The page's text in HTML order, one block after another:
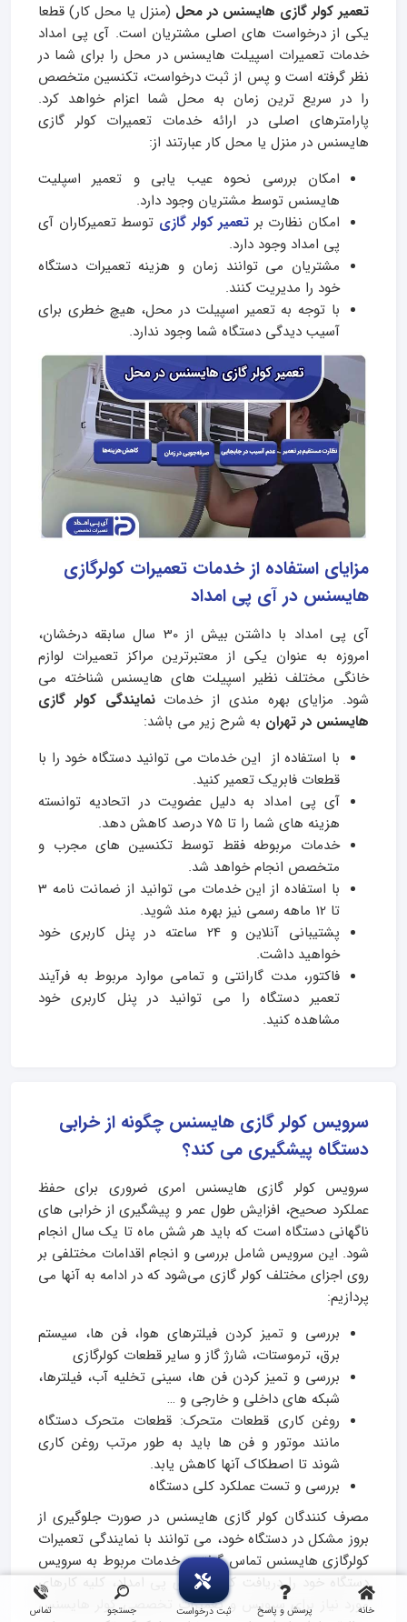
خانه پرسش و پاسخ ثبت درخواست جستجو تماس
تعمیر کولر گازی هایسنس در محل (منزل یا محل کار) قطعا
یکی از درخواست های اصلی مشتریان است. آی پی امداد
خدمات تعمیرات اسپیلت هایسنس در محل را برای شما در
نظر گرفته است و پس از ثبت درخواست، تکنسین متخصص
را در سریع ترین زمان به محل شما اعزام خواهد کرد.
پارامترهای اصلی در ارائه خدمات تعمیرات کولر گازی
هایسنس در منزل یا محل کار عبارتند از:
امکان بررسی نحوه عیب یابی و تعمیر اسپلیت
هایسنس توسط مشتریان وجود دارد.
امکان نظارت بر تعمیر کولر گازی توسط تعمیرکاران آی
پی امداد وجود دارد.
مشتریان می توانند زمان و هزینه تعمیرات دستگاه
خود را مدیریت کنند.
با توجه به تعمیر اسپیلت در محل، هیچ خطری برای
آسیب دیدگی دستگاه شما وجود ندارد.
مزایای استفاده از خدمات تعمیرات کولرگازی
هایسنس در آی پی امداد
آی پی امداد با داشتن بیش از 30 سال سابقه درخشان،
امروزه به عنوان یکی از معتبرترین مراکز تعمیرات لوازم
خانگی مختلف نظیر اسپیلت های هایسنس شناخته می
شود. مزایای بهره مندی از خدماتنمایندگی کولر گازی
هایسنس در تهران به شرح زیر می باشد:
با استفاده از این خدمات می توانید دستگاه خود را با
قطعات فابریک تعمیر کنید.
آی پی امداد به دلیل عضویت در اتحادیه توانسته
هزینه های شما را تا 75 درصد کاهش دهد.
خدمات مربوطه فقط توسط تکنسین های مجرب و
متخصص انجام خواهد شد.
با استفاده از این خدمات می توانید از ضمانت نامه 3
تا 12 ماهه رسمی نیز بهره مند شوید.
پشتیبانی آنلاین و 24 ساعته در پنل کاربری خود
خواهید داشت.
فاکتور، مدت گارانتی و تمامی موارد مربوط به فرآیند
تعمیر دستگاه را می توانید در پنل کاربری خود
مشاهده کنید.
سرویس کولر گازی هایسنس چگونه از خرابی
دستگاه پیشگیری می کند؟
سرویس کولر گازی هایسنس امری ضروری برای حفظ
عملکرد صحیح، افزایش طول عمر و پیشگیری از خرابی‌ های
ناگهانی دستگاه است که باید هر شش ماه تا یک سال انجام
شود. این سرویس شامل بررسی و انجام اقدامات مختلفی بر
روی اجزای مختلف کولر گازی می‌شود که در ادامه به آنها می‌
پردازیم:
بررسی و تمیز کردن فیلترهای هوا، فن ها، سیستم
برق، ترموستات، شارژ گاز و سایر قطعات کولرگازی
بررسی و تمیز کردن فن ها، سینی تخلیه آب، فیلترها،
شبکه های داخلی و خارجی و …
روغن کاری قطعات متحرک: قطعات متحرک دستگاه
مانند موتور و فن ها باید به طور مرتب روغن کاری
شوند تا اصطکاک آنها کاهش یابد.
بررسی و تست عملکرد کلی دستگاه
مصرف کنندگان کولر گازی هایسنس در صورت جلوگیری از
بروز مشکل در دستگاه خود، می توانند با نمایندگی تعمیرات
کولرگازی هایسنس تماس گرفته و خدمات مربوط به سرویس
دستگاه خود را دریافت کنند. در آی پی امداد، کلیه کارهای
مورد نیاز برای سرویس و تعمیرات تخصصی کولر هایسنس